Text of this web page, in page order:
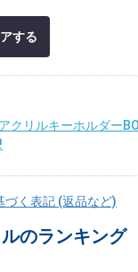
する
アクリルキーホルダー
づく表記 (返品など)
のランキング